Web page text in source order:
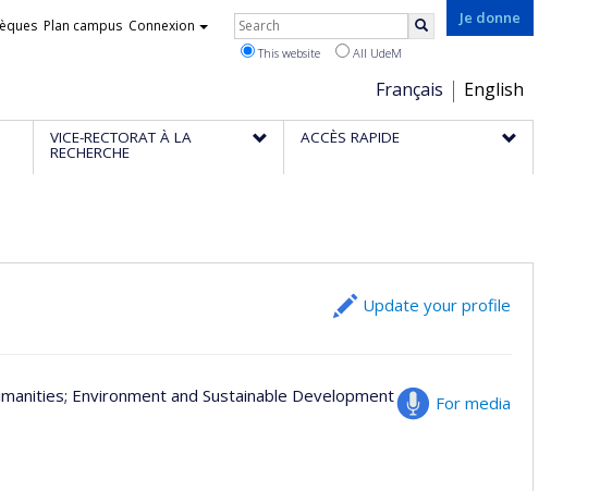
Je donne
Choix
de
la
Français English
Plan campus Connexion Rechercher
This website All UdeM
VICE-RECTORAT À LA
RECHERCHE
ACCÈS RAPIDE
Update your profile
For media
; Environment and Sustainable Development